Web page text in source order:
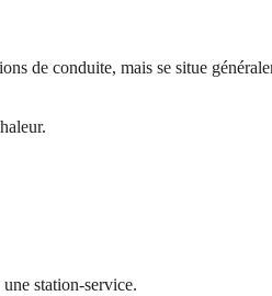
de conduite, mais se situe
station-service.